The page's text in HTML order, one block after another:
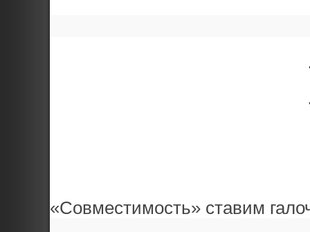
«Совместимость» ставим